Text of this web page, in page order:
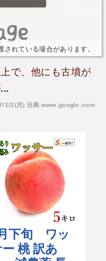
されている場合があります。
で、他にも古墳が
1/2(月) 出典:www.google.com